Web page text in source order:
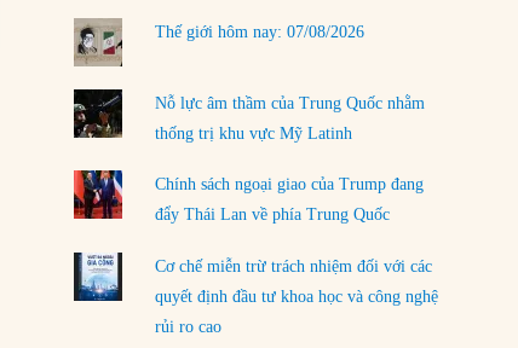
01/08/2026
Chiến lược kế tiếp của Bắc Kinh ở Biển Đông
31/07/2026
LOAD MORE
Thế giới hôm nay: 07/08/2026
Nỗ lực âm thầm của Trung Quốc nhằm
thống trị khu vực Mỹ Latinh
Chính sách ngoại giao của Trump đang
đẩy Thái Lan về phía Trung Quốc
Cơ chế miễn trừ trách nhiệm đối với các
quyết định đầu tư khoa học và công nghệ
rủi ro cao